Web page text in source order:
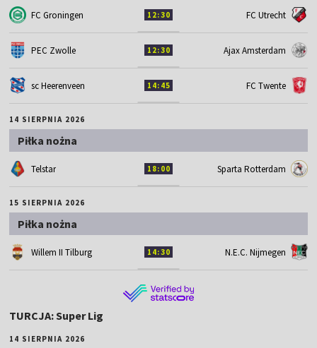
FC Groningen 12:30 FC Utrecht
PEC Zwolle 12:30 Ajax Amsterdam
sc Heerenveen 14:45 FC Twente
14 SIERPNIA 2026
Piłka nożna
Telstar 18:00 Sparta Rotterdam
15 SIERPNIA 2026
Piłka nożna
Willem II Tilburg 14:30 N.E.C. Nijmegen
TURCJA: Super Lig
14 SIERPNIA 2026